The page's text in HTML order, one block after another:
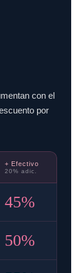
con el
por
+ Efectivo
20% adic.
45%
50%